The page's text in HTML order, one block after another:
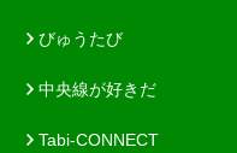
びゅうたび
中央線が好きだ
Tabi-CONNECT